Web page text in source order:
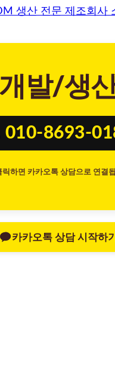
생산 전문 제조회사
발/생
010-8693-
하면 카카오톡 상담으로 연결
카카오톡 상담 시작하기